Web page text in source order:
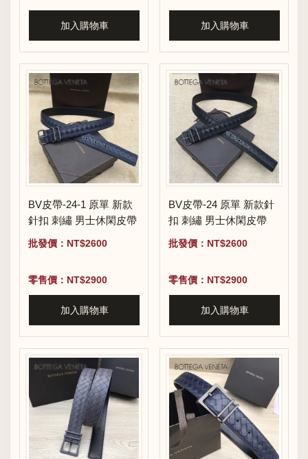
加入購物車 加入購物車
BV皮帶-24-1 原單 新款
針扣 刺繡 男士休閑皮帶
批發價：NT$2600
零售價：NT$2900
加入購物車
BV皮帶-24 原單 新款針
扣 刺繡 男士休閑皮帶
批發價：NT$2600
零售價：NT$2900
加入購物車